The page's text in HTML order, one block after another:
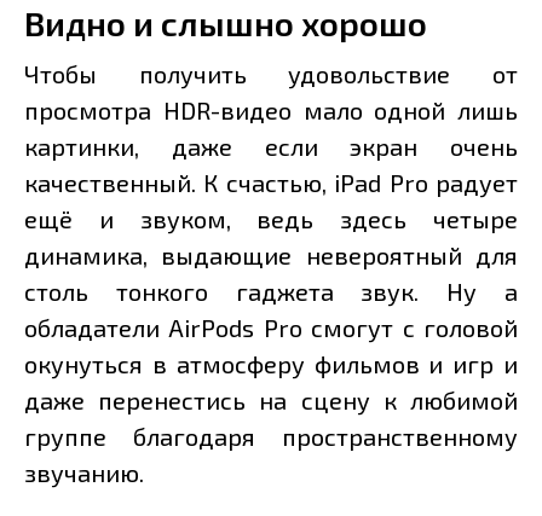
Видно и слышно хорошо
Чтобы получить удовольствие от
просмотра HDR-видео мало одной лишь
картинки, даже если экран очень
качественный. К счастью, iPad Pro радует
ещё и звуком, ведь здесь четыре
динамика, выдающие невероятный для
столь тонкого гаджета звук. Ну а
обладатели AirPods Pro смогут с головой
окунуться в атмосферу фильмов и игр и
даже перенестись на сцену к любимой
группе благодаря пространственному
звучанию.